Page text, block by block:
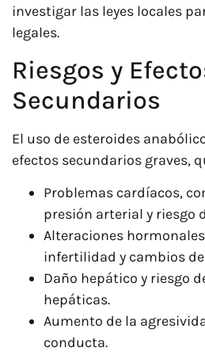
investigar las leyes locales
legales.
Riesgos y
Secundarios
El uso de esteroides
efectos secundarios graves,
Problemas cardíacos,
presión arterial y riesgo
Alteraciones
infertilidad y cambios
Daño hepático y riesgo
hepáticas.
Aumento de la
conducta.